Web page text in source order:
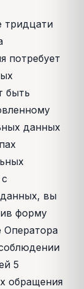
тридцати
потребует
быть
данных
вы
форму
Оператора
5
обращения